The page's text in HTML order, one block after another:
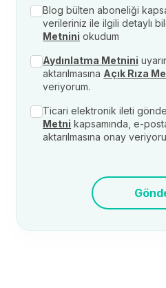
Blog bülten aboneliği
verileriniz ile ilgili detaylı
Metnini okudum
Aydınlatma Metnini
aktarılmasına Açık Rıza
veriyorum.
Ticari elektronik ileti
Metni kapsamında, e-
aktarılmasına onay